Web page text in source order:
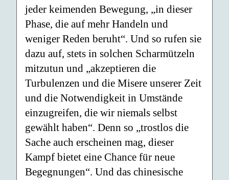
jeder keimenden Bewegung, „in dieser
Phase, die auf mehr Handeln und
weniger Reden beruht“. Und so rufen sie
dazu auf, stets in solchen Scharmützeln
mitzutun und „akzeptieren die
Turbulenzen und die Misere unserer Zeit
und die Notwendigkeit in Umstände
einzugreifen, die wir niemals selbst
gewählt haben“. Denn so „trostlos die
Sache auch erscheinen mag, dieser
Kampf bietet eine Chance für neue
Begegnungen“. Und das chinesische